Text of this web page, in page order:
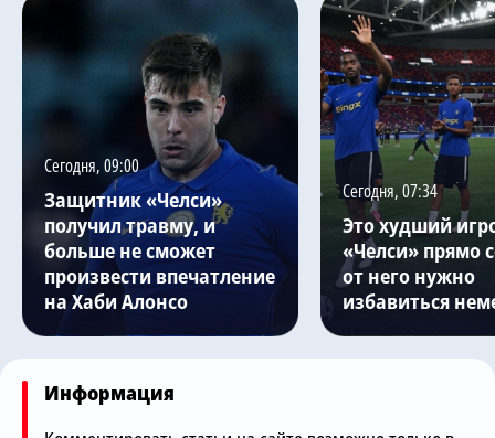
Сегодня, 09:00
Защитник «Челси»
получил травму, и
больше не сможет
произвести впечатление
на Хаби Алонсо
Сегодня, 07:34
Это худший
«Челси» прямо
от него нужно
избавиться
Информация